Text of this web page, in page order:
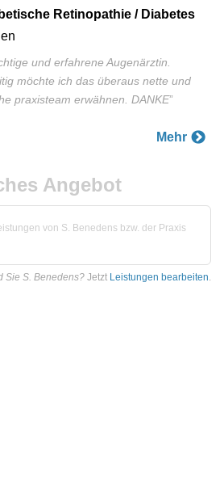
Retinopathie / Diabetes
und erfahrene Augenärztin.
möchte ich das überaus nette und
praxisteam erwähnen. DANKE”
Mehr
Angebot
von S. Benedens bzw. der Praxis
Sie S. Benedens? Jetzt Leistungen bearbeiten.